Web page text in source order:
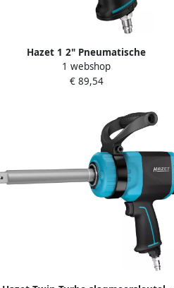
Hazet 1 2" Pneumatische
Slagmoersleutel 9012SPC-2 · 850 Nm · 1
2 inch (12 5 mm) vierkant massief
1 webshop
€ 89,54